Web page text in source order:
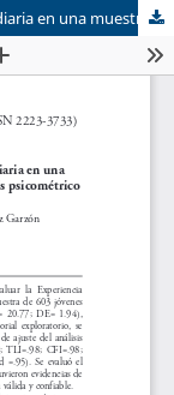
Escala para evaluar la experiencia espiritual diaria en una muestra de jóvenes de Bogotá, Colombia: análisis psicométrico